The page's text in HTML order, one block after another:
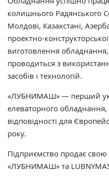
колишнього Радянського
Молдові, Казахстані,
проектно-
виготовлення
проводиться з
засобів і технологій.
«ЛУБНИМАШ» — перший
елеваторного
відповідності для
року.
Підприємство продає
«ЛУБНИМАШ» та